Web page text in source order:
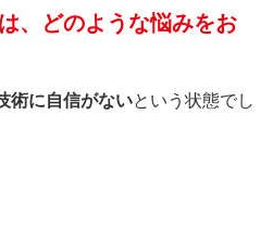
、どのような悩みをお
術に自信がないという状態でし